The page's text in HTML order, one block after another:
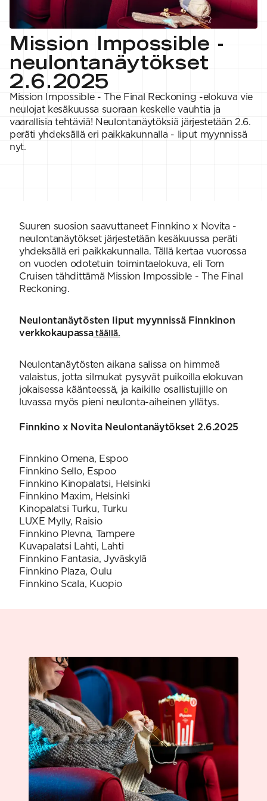
7 Veljestä
Nalle
Wonder Wool
Hehku
1 = ohuin, 7 = paksuin
1. Lace
2. 4-ply
3. Sport
4. DK
5. Aran
7. Super Chunky
SESONGIN MALLISTOT
SS26 Kirsikka
Simberg & Hanna
Sumari
SS26 Hyvän olon
neuleet
kosketus -
kesämallisto
SS26 Signature
Collection
INSPIROIDU
Yhteisö
Ajankohtaista
Tilaa uutiskirje
Kaikki artikkelit
Mission Impossible -
neulonta­näytökset
2.6.2025
Mission Impossible - The Final Reckoning -elokuva vie
neulojat kesäkuussa suoraan keskelle vauhtia ja
vaarallisia tehtäviä! Neulontanäytöksiä järjestetään 2.6.
peräti yhdeksällä eri paikkakunnalla - liput myynnissä
nyt.
Suuren suosion saavuttaneet Finnkino x Novita -
neulontanäytökset järjestetään kesäkuussa peräti
yhdeksällä eri paikkakunnalla. Tällä kertaa vuorossa
on vuoden odotetuin toimintaelokuva, eli Tom
Cruisen tähdittämä Mission Impossible - The Final
Reckoning.
Neulontanäytösten liput myynnissä Finnkinon
verkkokaupassatäällä.
Neulontanäytösten aikana salissa on himmeä
valaistus, jotta silmukat pysyvät puikoilla elokuvan
jokaisessa käänteessä, ja kaikille osallistujille on
luvassa myös pieni neulonta-aiheinen yllätys.
Finnkino x Novita Neulontanäytökset 2.6.2025
Finnkino Omena, Espoo
Finnkino Sello, Espoo
Finnkino Kinopalatsi, Helsinki
Finnkino Maxim, Helsinki
Kinopalatsi Turku, Turku
LUXE Mylly, Raisio
Finnkino Plevna, Tampere
Kuvapalatsi Lahti, Lahti
Finnkino Fantasia, Jyväskylä
Finnkino Plaza, Oulu
Finnkino Scala, Kuopio